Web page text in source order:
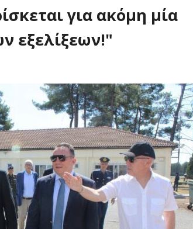
για ακόμη μία
εξελίξεων!"